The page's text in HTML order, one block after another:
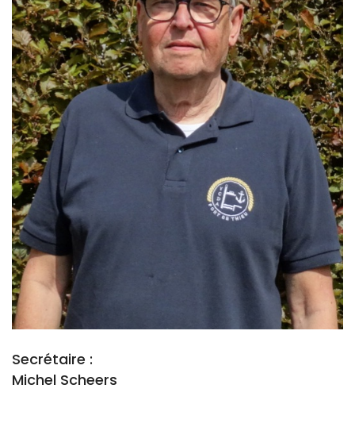
Secrétaire :
Michel Scheers